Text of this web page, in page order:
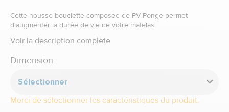
Cette housse bouclette composée de PV Ponge permet
d'augmenter la durée de vie de votre matelas.
Voir la description complète
Dimension :
Sélectionner
Merci de sélectionner les caractéristiques du produit.